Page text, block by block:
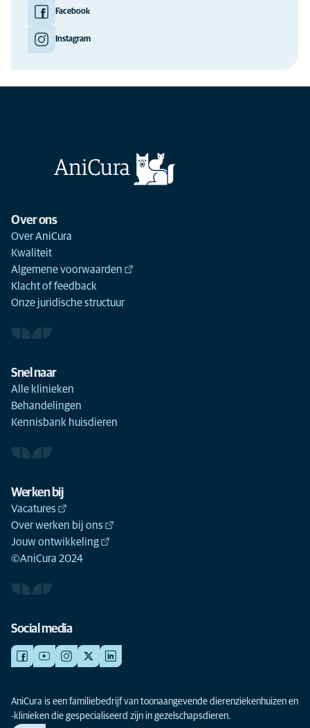
Facebook
Instagram
Over ons
Over AniCura
Kwaliteit
Algemene voorwaarden
Klacht of feedback
Onze juridische structuur
Snel naar
Alle klinieken
Behandelingen
Kennisbank huisdieren
Werken bij
Vacatures
Over werken bij ons
Jouw ontwikkeling
©AniCura 2024
Social media
AniCura is een familiebedrijf van toonaangevende dierenziekenhuizen en
-klinieken die gespecialiseerd zijn in gezelschapsdieren.